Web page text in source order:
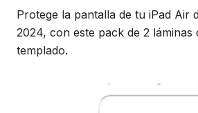
Protege la pantalla de tu iPad Air
2024, con este pack de 2 láminas
templado.